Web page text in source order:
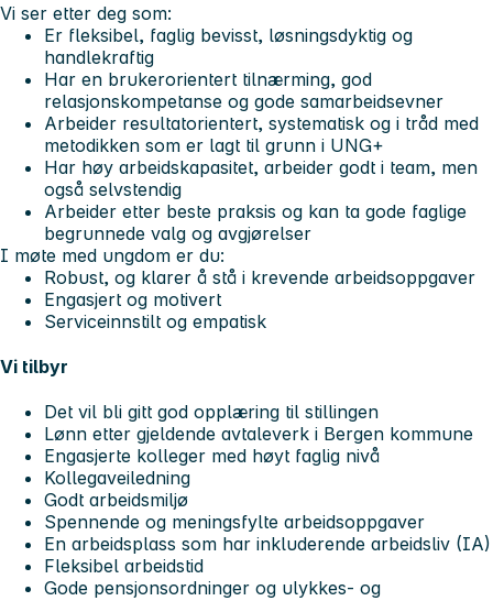
Vi ser etter deg som:
Er fleksibel, faglig bevisst, løsningsdyktig og
handlekraftig
Har en brukerorientert tilnærming, god
relasjonskompetanse og gode samarbeidsevner
Arbeider resultatorientert, systematisk og i tråd med
metodikken som er lagt til grunn i UNG+
Har høy arbeidskapasitet, arbeider godt i team, men
også selvstendig
Arbeider etter beste praksis og kan ta gode faglige
begrunnede valg og avgjørelser
I møte med ungdom er du:
Robust, og klarer å stå i krevende arbeidsoppgaver
Engasjert og motivert
Serviceinnstilt og empatisk
Vi tilbyr
Det vil bli gitt god opplæring til stillingen
Lønn etter gjeldende avtaleverk i Bergen kommune
Engasjerte kolleger med høyt faglig nivå
Kollegaveiledning
Godt arbeidsmiljø
Spennende og meningsfylte arbeidsoppgaver
En arbeidsplass som har inkluderende arbeidsliv (IA)
Fleksibel arbeidstid
Gode pensjonsordninger og ulykkes- og